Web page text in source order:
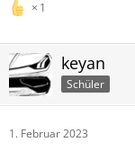
1
keyan
Schüler
1. Februar 2023